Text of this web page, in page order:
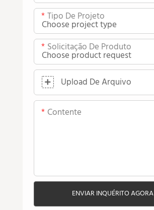
Tipo De Projeto
Solicitação De Produto
Upload De Arquivo
Contente
ENVIAR INQUÉRITO AGORA